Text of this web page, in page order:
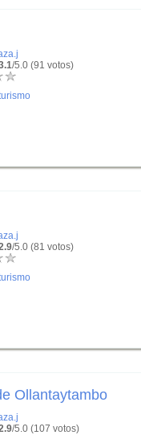
/5.0 (91 votos)
/5.0 (81 votos)
Ollantaytambo
/5.0 (107 votos)